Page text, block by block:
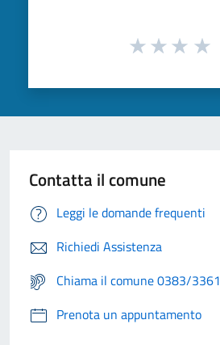
Contatta il comune
Leggi le domande frequenti
Richiedi Assistenza
Chiama il comune 0383/3361
Prenota un appuntamento